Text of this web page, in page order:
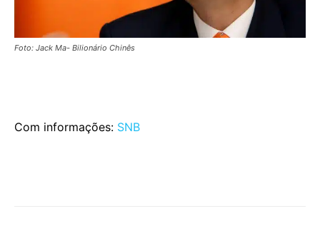
Foto: Jack Ma- Bilionário Chinês
Com informações: SNB